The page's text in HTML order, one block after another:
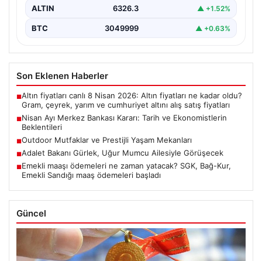
ALTIN 6326.3 ▲ +1.52%
BTC 3049999 ▲ +0.63%
Son Eklenen Haberler
■Altın fiyatları canlı 8 Nisan 2026: Altın fiyatları ne kadar oldu?
Gram, çeyrek, yarım ve cumhuriyet altını alış satış fiyatları
■Nisan Ayı Merkez Bankası Kararı: Tarih ve Ekonomistlerin
Beklentileri
■Outdoor Mutfaklar ve Prestijli Yaşam Mekanları
■Adalet Bakanı Gürlek, Uğur Mumcu Ailesiyle Görüşecek
■Emekli maaşı ödemeleri ne zaman yatacak? SGK, Bağ-Kur,
Emekli Sandığı maaş ödemeleri başladı
Güncel